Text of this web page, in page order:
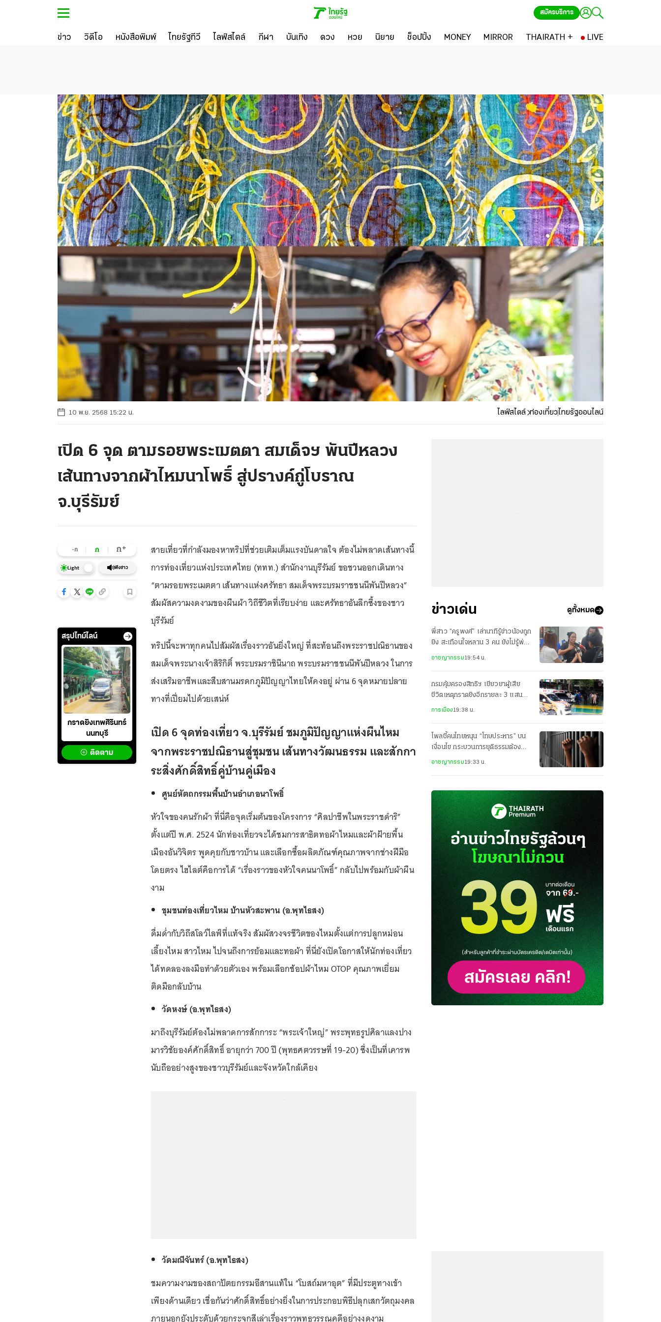
สมัครบริการ
ข่าว วิดีโอ หนังสือพิมพ์ ไทยรัฐทีวี ไลฟ์สไตล์ กีฬา บันเทิง ดวง หวย นิยาย ช็อปปิ้ง MONEY MIRROR THAIRATH + LIVE
10 พ.ย. 2568 15:22 น. ไลฟ์สไตล์ ท่องเที่ยวไทยรัฐออนไลน์
เปิด 6 จุด ตามรอยพระเมตตา สมเด็จฯ พันปีหลวง
เส้นทางจากผ้าไหมนาโพธิ์ สู่ปรางค์กู่โบราณ
จ.บุรีรัมย์
-ก ก ก+
Light ฟังข่าว
สรุปไทม์ไลน์
กราดยิงเทพศิรินทร์
นนทบุรี
ติดตาม
สายเที่ยวที่กำลังมองหาทริปที่ช่วยเติมเต็มแรงบันดาลใจ ต้องไม่พลาดเส้นทางนี้
การท่องเที่ยวแห่งประเทศไทย (ททท.) สำนักงานบุรีรัมย์ ขอชวนออกเดินทาง
“ตามรอยพระเมตตา เส้นทางแห่งศรัทธา สมเด็จพระบรมราชชนนีพันปีหลวง”
สัมผัสความงดงามของผืนผ้า วิถีชีวิตที่เรียบง่าย และศรัทธาอันลึกซึ้งของชาว
บุรีรัมย์
ทริปนี้จะพาทุกคนไปสัมผัสเรื่องราวอันยิ่งใหญ่ ที่สะท้อนถึงพระราชปณิธานของ
สมเด็จพระนางเจ้าสิริกิติ์ พระบรมราชินีนาถ พระบรมราชชนนีพันปีหลวง ในการ
ส่งเสริมอาชีพและสืบสานมรดกภูมิปัญญาไทยให้คงอยู่ ผ่าน 6 จุดหมายปลาย
ทางที่เปี่ยมไปด้วยเสน่ห์
เปิด 6 จุดท่องเที่ยว จ.บุรีรัมย์ ชมภูมิปัญญาแห่งผืนไหม
จากพระราชปณิธานสู่ชุมชน เส้นทางวัฒนธรรม และสักกา
ระสิ่งศักดิ์สิทธิ์คู่บ้านคู่เมือง
ศูนย์หัตถกรรมพื้นบ้านอำเภอนาโพธิ์
หัวใจของคนรักผ้า ที่นี่คือจุดเริ่มต้นของโครงการ “ศิลปาชีพในพระราชดำริ”
ตั้งแต่ปี พ.ศ. 2524 นักท่องเที่ยวจะได้ชมการสาธิตทอผ้าไหมและผ้าฝ้ายพื้น
เมืองอันวิจิตร พูดคุยกับชาวบ้าน และเลือกซื้อผลิตภัณฑ์คุณภาพจากช่างฝีมือ
โดยตรง ไฮไลต์คือการได้ “เรื่องราวของหัวใจคนนาโพธิ์” กลับไปพร้อมกับผ้าผืน
งาม
ชุมชนท่องเที่ยวไหม บ้านหัวสะพาน (อ.พุทไธสง)
ดื่มด่ำกับวิถีสโลว์ไลฟ์ที่แท้จริง สัมผัสวงจรชีวิตของไหมตั้งแต่การปลูกหม่อน
เลี้ยงไหม สาวไหม ไปจนถึงการย้อมและทอผ้า ที่นี่ยังเปิดโอกาสให้นักท่องเที่ยว
ได้ทดลองลงมือทำด้วยตัวเอง พร้อมเลือกช้อปผ้าไหม OTOP คุณภาพเยี่ยม
ติดมือกลับบ้าน
วัดหงษ์ (อ.พุทไธสง)
มาถึงบุรีรัมย์ต้องไม่พลาดการสักการะ “พระเจ้าใหญ่” พระพุทธรูปศิลาแลงปาง
มารวิชัยองค์ศักดิ์สิทธิ์ อายุกว่า 700 ปี (พุทธศตวรรษที่ 19-20) ซึ่งเป็นที่เคารพ
นับถืออย่างสูงของชาวบุรีรัมย์และจังหวัดใกล้เคียง
วัดมณีจันทร์ (อ.พุทไธสง)
ชมความงามของสถาปัตยกรรมอีสานแท้ใน “โบสถ์มหาอุต” ที่มีประตูทางเข้า
เพียงด้านเดียว เชื่อกันว่าศักดิ์สิทธิ์อย่างยิ่งในการประกอบพิธีปลุกเสกวัตถุมงคล
ภายนอกยังประดับด้วยกระจกสีเล่าเรื่องราวพุทธวรรณคดีอย่างงดงาม
ข่าวเด่น ดูทั้งหมด
พี่สาว “ครูพงศ์” เล่านาทีรู้ข่าวน้องถูก
ยิง สะเทือนใจหลาน 3 คน ยังไม่รู้พ่อ
อาชญากรรม19:54 น.
กรมคุ้มครองสิทธิฯ เยียวยาผู้เสีย
ชีวิตเหตุกราดยิงอีกรายละ 3 แสน
เป็นคนละส่วนกับสำนักนายกฯ
การเมือง19:38 น.
โพลชี้คนไทยหนุน “โทษประหาร” บน
เงื่อนไข กระบวนการยุติธรรมต้อง
อาชญากรรม19:33 น.